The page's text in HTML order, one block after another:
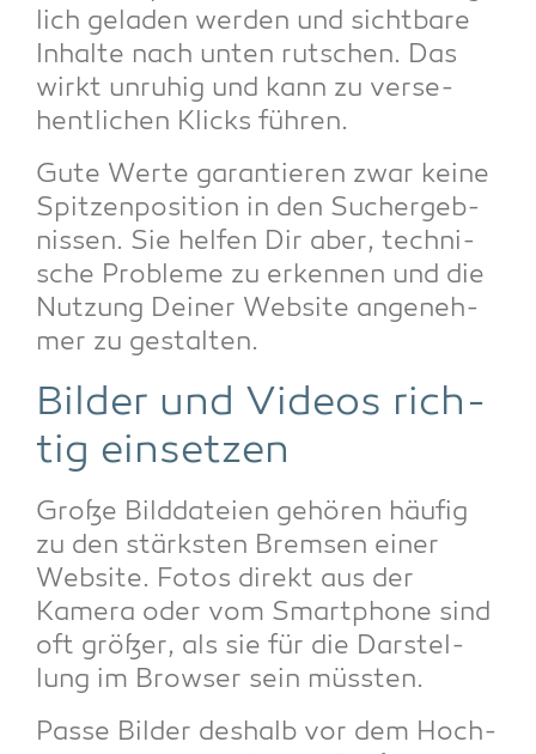
lich gela­den wer­den und sicht­ba­re
Inhal­te nach unten rut­schen. Das
wirkt unru­hig und kann zu ver­se­
hent­li­chen Klicks führen.
Gute Wer­te garan­tie­ren zwar kei­ne
Spit­zen­po­si­ti­on in den Such­ergeb­
nis­sen. Sie hel­fen Dir aber, tech­ni­
sche Pro­ble­me zu erken­nen und die
Nut­zung Dei­ner Web­site ange­neh­
mer zu gestalten.
Bil­der und Vide­os rich­
tig einsetzen
Gro­ße Bild­da­tei­en gehö­ren häu­fig
zu den stärks­ten Brem­sen einer
Web­site. Fotos direkt aus der
Kame­ra oder vom Smart­phone sind
oft grö­ßer, als sie für die Dar­stel­
lung im Brow­ser sein müssten.
Pas­se Bil­der des­halb vor dem Hoch­